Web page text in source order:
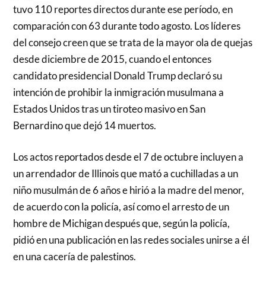
tuvo 110 reportes directos durante ese período, en
comparación con 63 durante todo agosto. Los líderes
del consejo creen que se trata de la mayor ola de quejas
desde diciembre de 2015, cuando el entonces
candidato presidencial Donald Trump declaró su
intención de prohibir la inmigración musulmana a
Estados Unidos tras un tiroteo masivo en San
Bernardino que dejó 14 muertos.
Los actos reportados desde el 7 de octubre incluyen a
un arrendador de Illinois que mató a cuchilladas a un
niño musulmán de 6 años e hirió a la madre del menor,
de acuerdo con la policía, así como el arresto de un
hombre de Michigan después que, según la policía,
pidió en una publicación en las redes sociales unirse a él
en una cacería de palestinos.